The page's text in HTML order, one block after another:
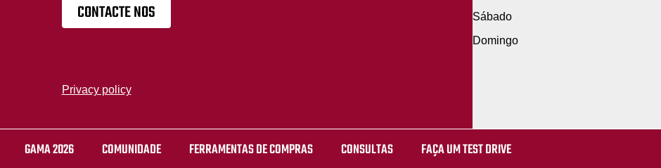
GAMA 2026 COMUNIDADE FERRAMENTAS DE COMPRAS CONSULTAS FAÇA UM TEST DRIVE
CONTACTE NOS
Sábado
Domingo
Privacy policy